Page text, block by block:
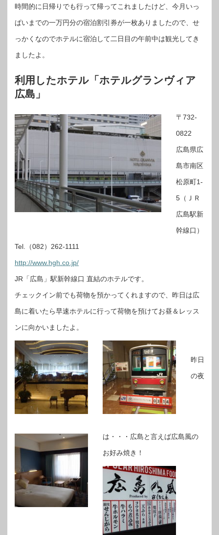
時間的に日帰りでも行って帰ってこれましたけど、今月いっ
ぱいまでの一万円分の宿泊割引券が一枚ありましたので、せ
っかくなのでホテルに宿泊して二日目の午前中は観光してき
ましたよ。
利用したホテル「ホテルグランヴィア
広島」
〒732-
0822
広島県広
島市南区
松原町1-
5（ＪＲ
広島駅新
幹線口）
Tel.（082）262-1111
http://www.hgh.co.jp/
JR「広島」駅新幹線口 直結のホテルです。
チェックイン前でも荷物を預かってくれますので、昨日は広
島に着いたら早速ホテルに行って荷物を預けてお昼＆レッス
ンに向かいましたよ。
昨日
の夜
は・・・広島と言えば広島風の
お好み焼き！